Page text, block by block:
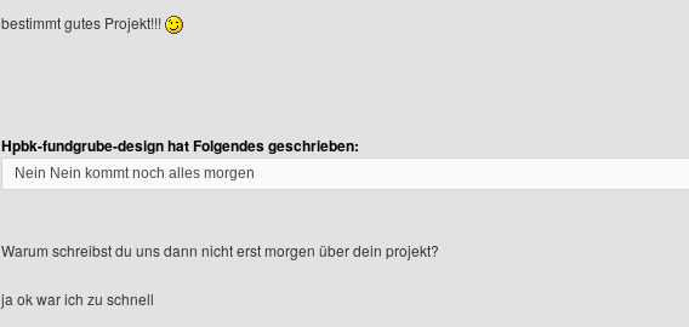
bestimmt gutes Projekt!!!
Hpbk-fundgrube-design hat Folgendes geschrieben:
Nein Nein kommt noch alles morgen
Warum schreibst du uns dann nicht erst morgen über dein projekt?
ja ok war ich zu schnell